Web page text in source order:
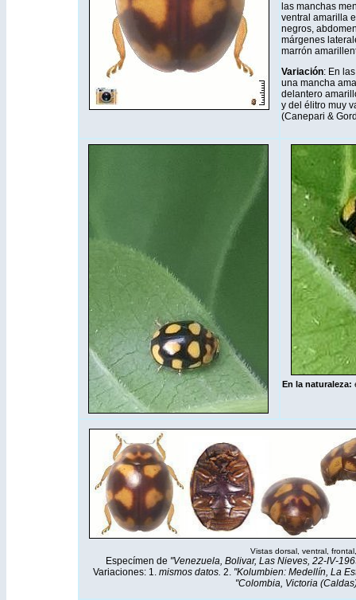
las manchas
ventral amarilla
negros,
márgenes
marrón
Variación: En
una mancha
delantero
y del élitro muy
(Canepari &
En la naturaleza:
Vistas dorsal, ventral,
Especímen de "Venezuela, Bolivar, Las Nieves, 22-IV-
Variaciones: 1. mismos datos. 2."Kolumbien: Medellín, La
"Colombia, Victoria